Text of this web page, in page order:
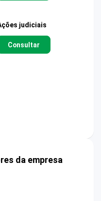
judiciais
Consultar
da empresa